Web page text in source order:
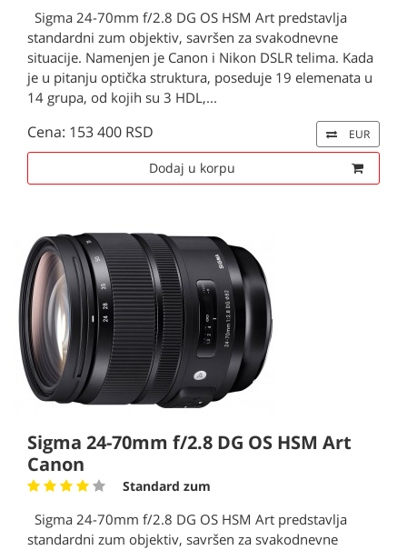
Sigma 24-70mm f/2.8 DG OS HSM Art predstavlja
standardni zum objektiv, savršen za svakodnevne
situacije. Namenjen je Canon i Nikon DSLR telima. Kada
je u pitanju optička struktura, poseduje 19 elemenata u
14 grupa, od kojih su 3 HDL,...
Cena: 153 400 RSD EUR
Dodaj u korpu
Sigma 24-70mm f/2.8 DG OS HSM Art
Canon
Standard zum
Sigma 24-70mm f/2.8 DG OS HSM Art predstavlja
standardni zum objektiv, savršen za svakodnevne